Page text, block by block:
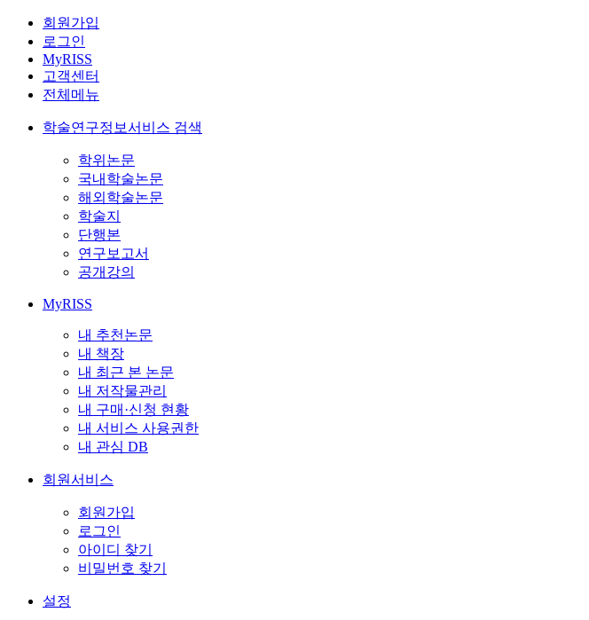
회원가입
로그인
MyRISS
고객센터
전체메뉴
학술연구정보서비스 검색
학위논문
국내학술논문
해외학술논문
학술지
단행본
연구보고서
공개강의
MyRISS
내 추천논문
내 책장
내 최근 본 논문
내 저작물관리
내 구매·신청 현황
내 서비스 사용권한
내 관심 DB
회원서비스
회원가입
로그인
아이디 찾기
비밀번호 찾기
설정